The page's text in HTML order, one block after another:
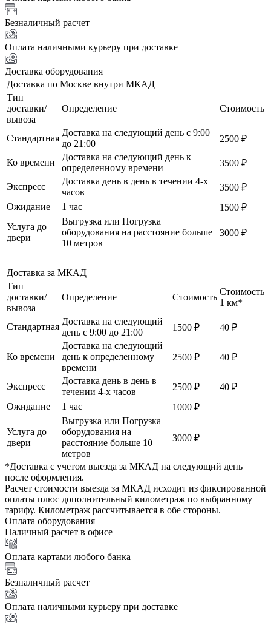
Безналичный расчет
Оплата наличными курьеру при доставке
Доставка оборудования
Доставка по Москве внутри МКАД
Тип
доставки/
вывоза
Определение Стоимость
Стандартная
Доставка на следующий день с 9:00
до 21:00
2500 ₽
Ко времени
Доставка на следующий день к
определенному времени
3500 ₽
Экспресс
Доставка день в день в течении 4-х
часов
3500 ₽
Ожидание
1 час
1500 ₽
Услуга до
двери
Выгрузка или Погрузка
оборудования на расстояние больше
10 метров
3000 ₽
Доставка за МКАД
Тип
доставки/
вывоза
Определение Стоимость
Стоимость
1 км*
Стандартная
Доставка на следующий
день с 9:00 до 21:00
1500 ₽ 40 ₽
Ко времени
Доставка на следующий
день к определенному
времени
2500 ₽ 40 ₽
Экспресс
Доставка день в день в
течении 4-х часов
2500 ₽
40 ₽
Ожидание
1 час 1000 ₽
Услуга до
двери
Выгрузка или Погрузка
оборудования на
расстояние больше 10
метров
3000 ₽
*Доставка с учетом выезда за МКАД на следующий день
после оформления.
Расчет стоимости выезда за МКАД исходит из фиксированной
оплаты плюс дополнительный километраж по выбранному
тарифу. Километраж рассчитывается в обе стороны.
Оплата оборудования
Наличный расчет в офисе
Оплата картами любого банка
Безналичный расчет
Оплата наличными курьеру при доставке